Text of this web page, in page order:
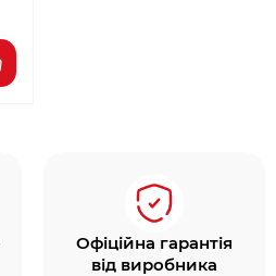
Офіційна гарантія
від виробника